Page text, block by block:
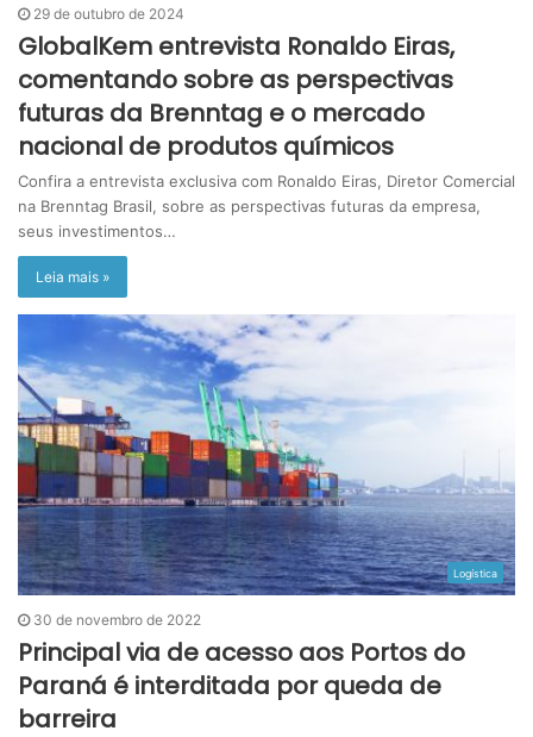
29 de outubro de 2024
GlobalKem entrevista Ronaldo Eiras,
comentando sobre as perspectivas
futuras da Brenntag e o mercado
nacional de produtos químicos
Confira a entrevista exclusiva com Ronaldo Eiras, Diretor Comercial
na Brenntag Brasil, sobre as perspectivas futuras da empresa,
seus investimentos…
Leia mais »
Logística
30 de novembro de 2022
Principal via de acesso aos Portos do
Paraná é interditada por queda de
barreira